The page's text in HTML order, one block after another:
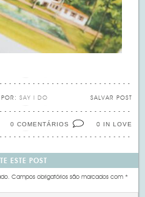
SALVAR POST
POR: SAY I DO
0 IN LOVE
0 COMENTÁRIOS
ESTE POST
Campos obrigatórios são marcados com*